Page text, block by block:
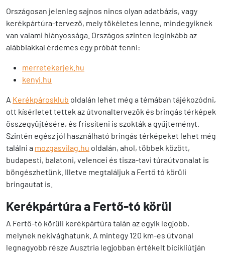
Országosan jelenleg sajnos nincs olyan adatbázis, vagy
kerékpártúra-tervező, mely tökéletes lenne, mindegyiknek
van valami hiányossága. Országos szinten leginkább az
alábbiakkal érdemes egy próbát tenni:
merretekerjek.hu
kenyi.hu
A Kerékpárosklub oldalán lehet még a témában tájékozódni,
ott kísérletet tettek az útvonaltervezők és bringás térképek
összegyűjtésére, és frissíteni is szokták a gyűjteményt.
Szintén egész jól használható bringás térképeket lehet még
találni a mozgasvilag.hu oldalán, ahol, többek között,
budapesti, balatoni, velencei és tisza-tavi túraútvonalat is
böngészhetünk. Illetve megtaláljuk a Fertő tó körüli
bringautat is.
Kerékpártúra a Fertő-tó körül
A Fertő-tó körüli kerékpártúra talán az egyik legjobb,
melynek nekivághatunk. A mintegy 120 km-es útvonal
legnagyobb része Ausztria legjobban értékelt bicikliútján